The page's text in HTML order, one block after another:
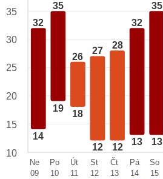
32
14
35
19
26
18
27
12
28
12
32
13
35
13
35
30
25
20
15
10
Ne
09
Po
10
Út
11
St
12
Čt
13
Pá
14
So
15